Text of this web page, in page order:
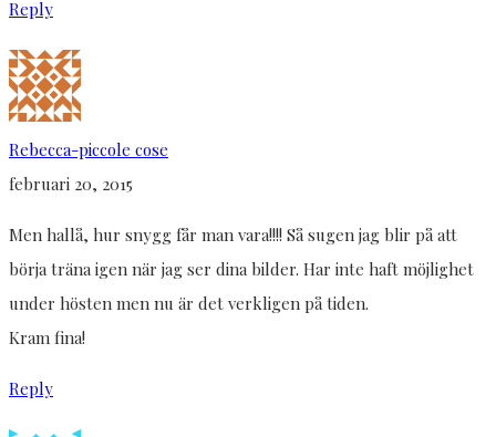
Reply
Rebecca-piccole cose
februari 20, 2015
Men hallå, hur snygg får man vara!!!! Så sugen jag blir på att
börja träna igen när jag ser dina bilder. Har inte haft möjlighet
under hösten men nu är det verkligen på tiden.
Kram fina!
Reply